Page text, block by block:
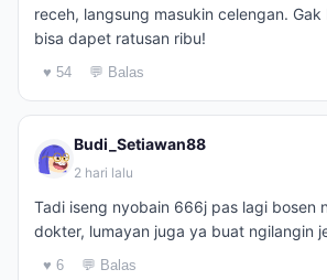
receh, langsung masukin celengan. Gak
bisa dapet ratusan ribu!
♥ 54 💬 Balas
Budi_Setiawan88
2 hari lalu
Tadi iseng nyobain 666j pas lagi bosen
dokter, lumayan juga ya buat ngilangin
♥ 6 💬 Balas